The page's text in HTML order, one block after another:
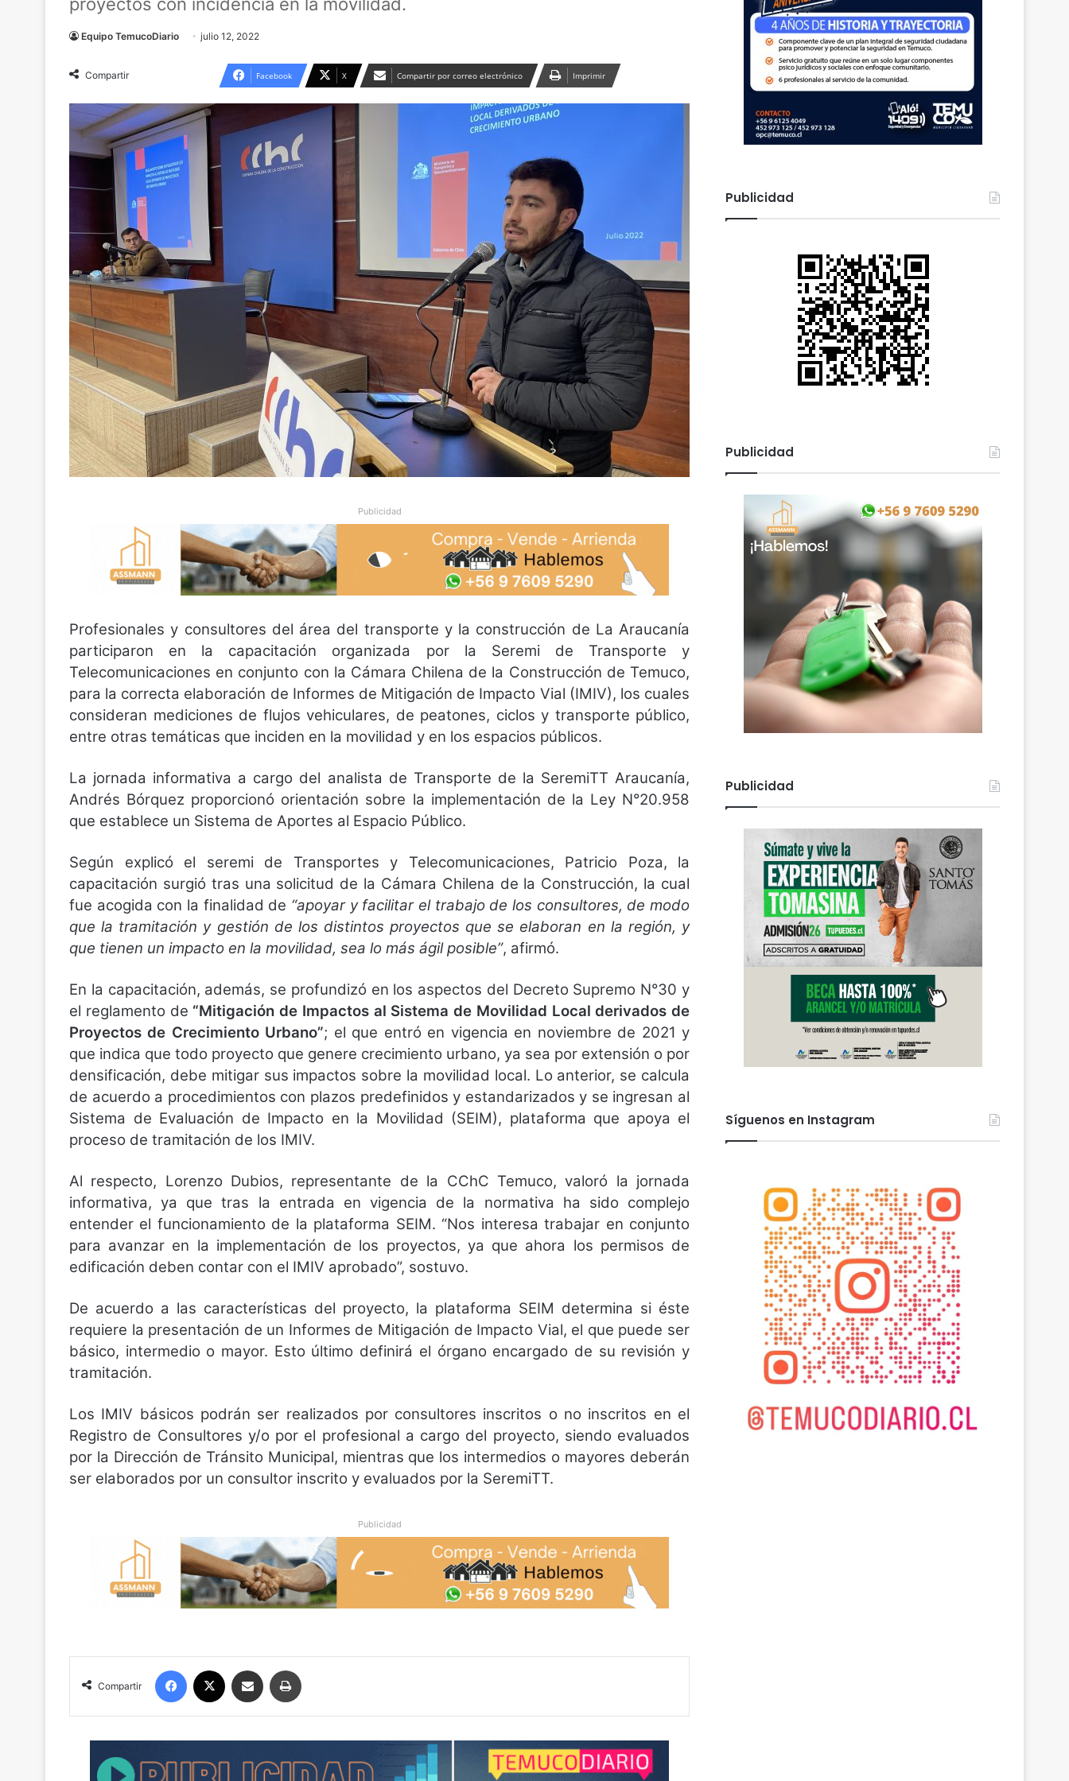
Equipo TemucoDiario julio 12, 2022
Compartir Facebook X Compartir por correo electrónico Imprimir
Publicidad
Profesionales y consultores del área del transporte y la construcción de La Araucanía
participaron en la capacitación organizada por la Seremi de Transporte y
Telecomunicaciones en conjunto con la Cámara Chilena de la Construcción de Temuco,
para la correcta elaboración de Informes de Mitigación de Impacto Vial (IMIV), los cuales
consideran mediciones de flujos vehiculares, de peatones, ciclos y transporte público,
entre otras temáticas que inciden en la movilidad y en los espacios públicos.
La jornada informativa a cargo del analista de Transporte de la SeremiTT Araucanía,
Andrés Bórquez proporcionó orientación sobre la implementación de la Ley N°20.958
que establece un Sistema de Aportes al Espacio Público.
Según explicó el seremi de Transportes y Telecomunicaciones, Patricio Poza, la
capacitación surgió tras una solicitud de la Cámara Chilena de la Construcción, la cual
fue acogida con la finalidad de “apoyar y facilitar el trabajo de los consultores, de modo
que la tramitación y gestión de los distintos proyectos que se elaboran en la región, y
que tienen un impacto en la movilidad, sea lo más ágil posible”, afirmó.
En la capacitación, además, se profundizó en los aspectos del Decreto Supremo N°30 y
el reglamento de “Mitigación de Impactos al Sistema de Movilidad Local derivados de
Proyectos de Crecimiento Urbano”; el que entró en vigencia en noviembre de 2021 y
que indica que todo proyecto que genere crecimiento urbano, ya sea por extensión o por
densificación, debe mitigar sus impactos sobre la movilidad local. Lo anterior, se calcula
de acuerdo a procedimientos con plazos predefinidos y estandarizados y se ingresan al
Sistema de Evaluación de Impacto en la Movilidad (SEIM), plataforma que apoya el
proceso de tramitación de los IMIV.
Al respecto, Lorenzo Dubios, representante de la CChC Temuco, valoró la jornada
informativa, ya que tras la entrada en vigencia de la normativa ha sido complejo
entender el funcionamiento de la plataforma SEIM. “Nos interesa trabajar en conjunto
para avanzar en la implementación de los proyectos, ya que ahora los permisos de
edificación deben contar con el IMIV aprobado”, sostuvo.
De acuerdo a las características del proyecto, la plataforma SEIM determina si éste
requiere la presentación de un Informes de Mitigación de Impacto Vial, el que puede ser
básico, intermedio o mayor. Esto último definirá el órgano encargado de su revisión y
tramitación.
Los IMIV básicos podrán ser realizados por consultores inscritos o no inscritos en el
Registro de Consultores y/o por el profesional a cargo del proyecto, siendo evaluados
por la Dirección de Tránsito Municipal, mientras que los intermedios o mayores deberán
ser elaborados por un consultor inscrito y evaluados por la SeremiTT.
Publicidad
Compartir
Publicidad
Publicidad
Publicidad
Síguenos en Instagram